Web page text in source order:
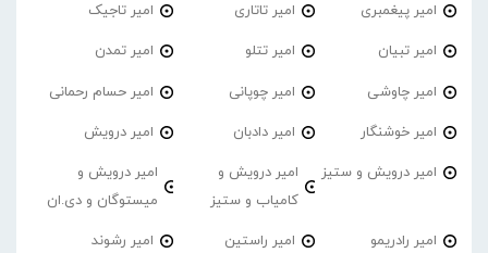
امیر پیغمبری امیر تاتاری امیر تاجیک
امیر تبیان امیر تتلو امیر تمدن
امیر چاوشی امیر چوپانی امیر حسام رحمانی
امیر خوشنگار امیر دادبان امیر درویش
امیر درویش و ستیز
امیر درویش و
کامیاب و ستیز
امیر درویش و
میستوگان و دی.ان
امیر رادریمو امیر راستین امیر رشوند